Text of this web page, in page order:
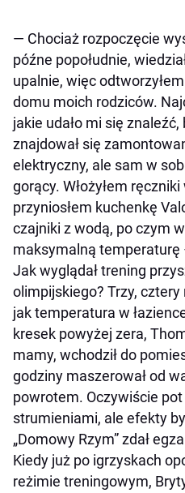
— Chociaż rozpoczęcie
późne popołudnie,
upalnie, więc
domu moich rodziców.
jakie udało mi się znaleźć,
znajdował się
elektryczny, ale sam w
gorący. Włożyłem
przyniosłem kuchenkę
czajniki z wodą, po czym
maksymalną temperaturę
Jak wyglądał trening
olimpijskiego? Trzy,
jak temperatura w
kresek powyżej zera,
mamy, wchodził do
godziny maszerował od
powrotem. Oczywiście
strumieniami, ale efekty
„Domowy Rzym” zdał
Kiedy już po igrzyskach
reżimie treningowym,